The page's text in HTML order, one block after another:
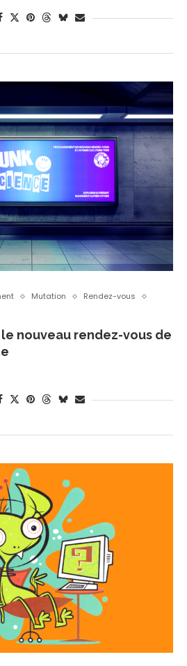
Mutation
Rendez-vous
nouveau rendez-vous de